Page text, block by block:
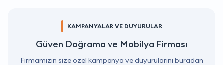
KAMPANYALAR VE DUYURULAR
Güven Doğrama ve Mobilya Firması
Firmamızın size özel kampanya ve duyurularını buradan